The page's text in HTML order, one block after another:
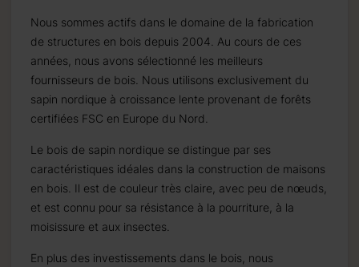
Nous sommes actifs dans le domaine de la fabrication
de structures en bois depuis 2004. Au cours de ces
années, nous avons sélectionné les meilleurs
fournisseurs de bois. Nous utilisons exclusivement du
sapin nordique à croissance lente provenant de forêts
certifiées FSC en Europe du Nord.
Le bois de sapin nordique se distingue par ses
caractéristiques idéales dans la construction de maisons
en bois. Il est de couleur très claire, avec peu de nœuds,
et est connu pour sa résistance à la pourriture, à la
moisissure et aux insectes.
En plus des investissements dans le bois, nous